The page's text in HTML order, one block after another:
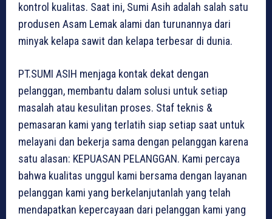
kontrol kualitas. Saat ini, Sumi Asih adalah salah satu
produsen Asam Lemak alami dan turunannya dari
minyak kelapa sawit dan kelapa terbesar di dunia.
PT.SUMI ASIH menjaga kontak dekat dengan
pelanggan, membantu dalam solusi untuk setiap
masalah atau kesulitan proses. Staf teknis &
pemasaran kami yang terlatih siap setiap saat untuk
melayani dan bekerja sama dengan pelanggan karena
satu alasan: KEPUASAN PELANGGAN. Kami percaya
bahwa kualitas unggul kami bersama dengan layanan
pelanggan kami yang berkelanjutanlah yang telah
mendapatkan kepercayaan dari pelanggan kami yang